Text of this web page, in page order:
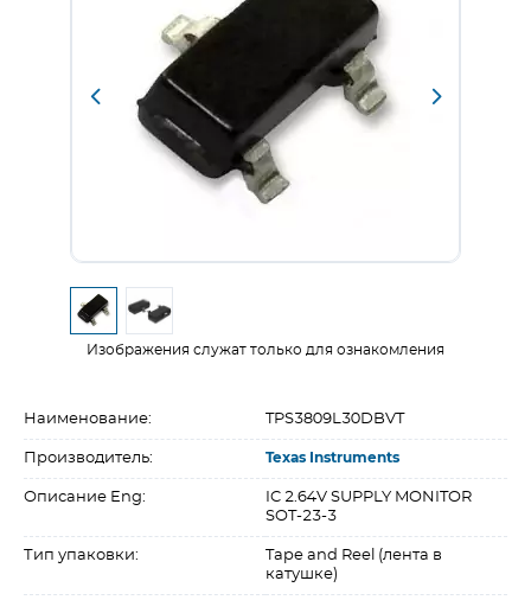
Изображения служат только для ознакомления
Наименование: TPS3809L30DBVT
Производитель: Texas Instruments
Описание Eng:
IC 2.64V SUPPLY MONITOR
SOT-23-3
Тип упаковки:
Tape and Reel (лента в
катушке)